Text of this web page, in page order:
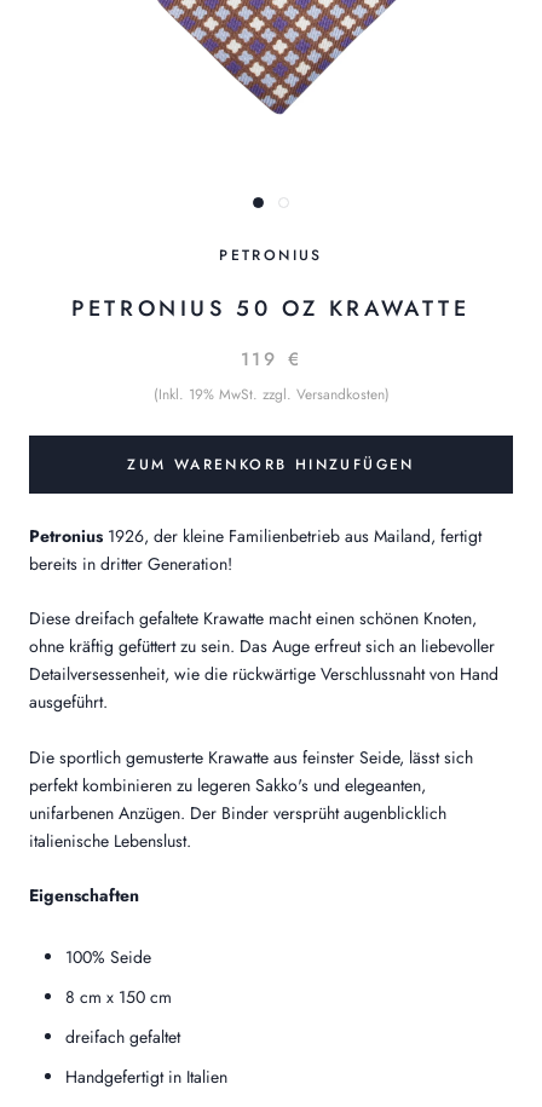
PETRONIUS
PETRONIUS 50 OZ KRAWATTE
119 €
(Inkl. 19% MwSt. zzgl. Versandkosten)
ZUM WARENKORB HINZUFÜGEN
Petronius 1926, der kleine Familienbetrieb aus Mailand, fertigt
bereits in dritter Generation!
Diese dreifach gefaltete Krawatte macht einen schönen Knoten,
ohne kräftig gefüttert zu sein. Das Auge erfreut sich an liebevoller
Detailversessenheit, wie die rückwärtige Verschlussnaht von Hand
ausgeführt.
Die sportlich gemusterte Krawatte aus feinster Seide, lässt sich
perfekt kombinieren zu legeren Sakko's und elegeanten,
unifarbenen Anzügen. Der Binder versprüht augenblicklich
italienische Lebenslust.
Eigenschaften
100% Seide
8 cm x 150 cm
dreifach gefaltet
Handgefertigt in Italien